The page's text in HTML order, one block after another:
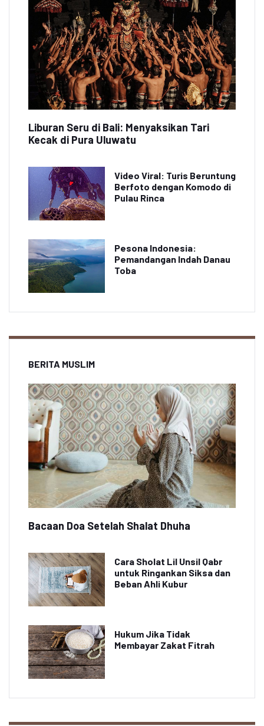
Liburan Seru di Bali: Menyaksikan Tari
Kecak di Pura Uluwatu
Video Viral: Turis Beruntung
Berfoto dengan Komodo di
Pulau Rinca
Pesona Indonesia:
Pemandangan Indah Danau
Toba
BERITA MUSLIM
Bacaan Doa Setelah Shalat Dhuha
Cara Sholat Lil Unsil Qabr
untuk Ringankan Siksa dan
Beban Ahli Kubur
Hukum Jika Tidak
Membayar Zakat Fitrah